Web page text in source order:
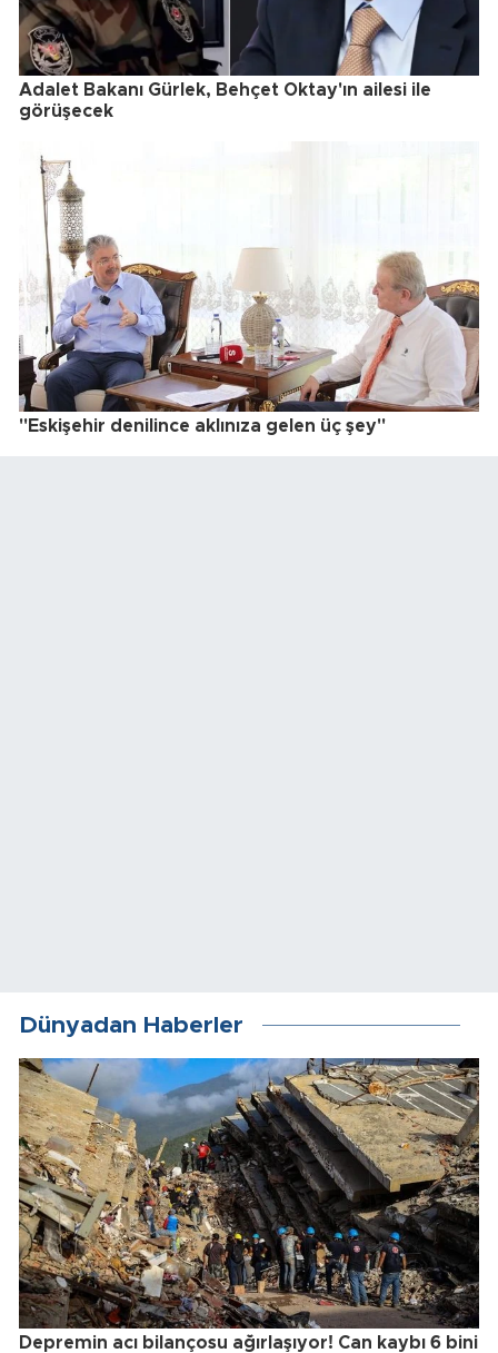
Adalet Bakanı Gürlek, Behçet Oktay'ın ailesi ile
görüşecek
"Eskişehir denilince aklınıza gelen üç şey"
Dünyadan Haberler
Depremin acı bilançosu ağırlaşıyor! Can kaybı 6 bini